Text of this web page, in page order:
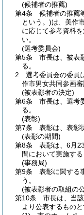
(候補者の推薦)
第4条
候補者の推薦
という。)は、美作
に応じて参考資料
い。
(選考委員会)
第5条
市長は、被表
る。
2
選考委員会の委員
作市男女共同参画
(被表彰者の決定)
第6条
市長は、選考
る。
(表彰)
第7条
表彰は、表彰
(表彰の期間)
第8条
表彰は、6月
間において実施する
(事務局)
第9条
表彰に関する
う。
(被表彰者の取組の
第10条
市長は、当
より公表するものと